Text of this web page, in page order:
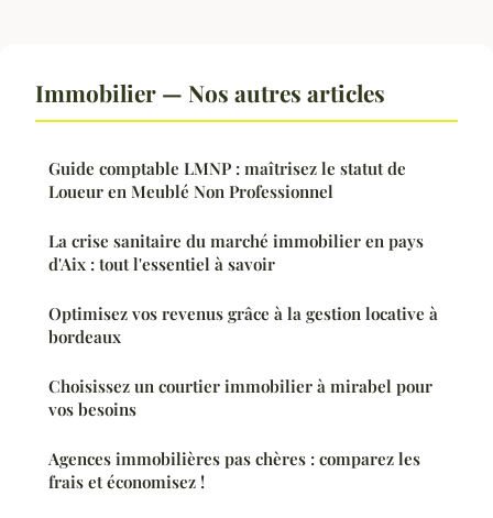
Immobilier — Nos autres articles
Guide comptable LMNP : maîtrisez le statut de
Loueur en Meublé Non Professionnel
La crise sanitaire du marché immobilier en pays
d'Aix : tout l'essentiel à savoir
Optimisez vos revenus grâce à la gestion locative à
bordeaux
Choisissez un courtier immobilier à mirabel pour
vos besoins
Agences immobilières pas chères : comparez les
frais et économisez !